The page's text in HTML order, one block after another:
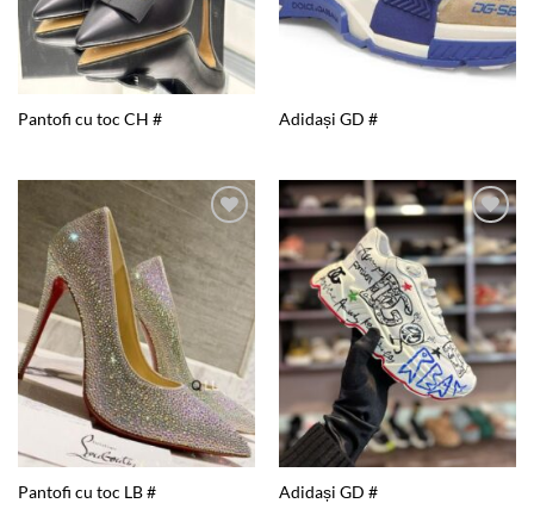
Pantofi cu toc CH # Adidași GD #
wishlist
Pantofi cu toc LB #
Add to
wishlist
Adidași GD #